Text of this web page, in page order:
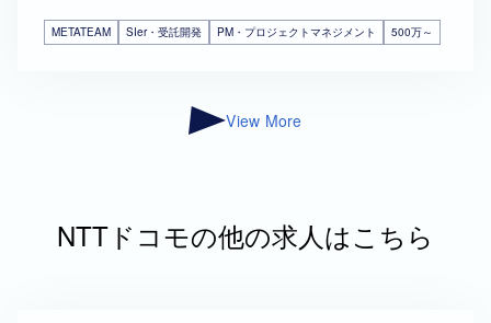
METATEAM SIer・受託開発 PM・プロジェクトマネジメント 500万～
View More
NTTドコモの他の求人はこちら